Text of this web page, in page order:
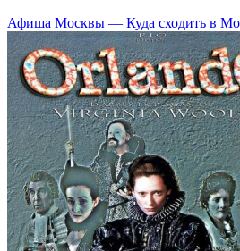
Афиша Москвы — Куда сходить в